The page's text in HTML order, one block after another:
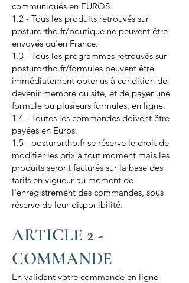
communiqués en EUROS.
1.2 - Tous les produits retrouvés sur
posturortho.fr/boutique ne peuvent être
envoyés qu'en France.
1.3 - Tous les programmes retrouvés sur
posturortho.fr/formules peuvent être
immédiatement obtenus à condition de
devenir membre du site, et de payer une
formule ou plusieurs formules, en ligne.
1.4 - Toutes les commandes doivent être
payées en Euros.
1.5 - posturortho.fr se réserve le droit de
modifier les prix à tout moment mais les
produits seront facturés sur la base des
tarifs en vigueur au moment de
l'enregistrement des commandes, sous
réserve de leur disponibilité.
ARTICLE 2 -
COMMANDE
En validant votre commande en ligne